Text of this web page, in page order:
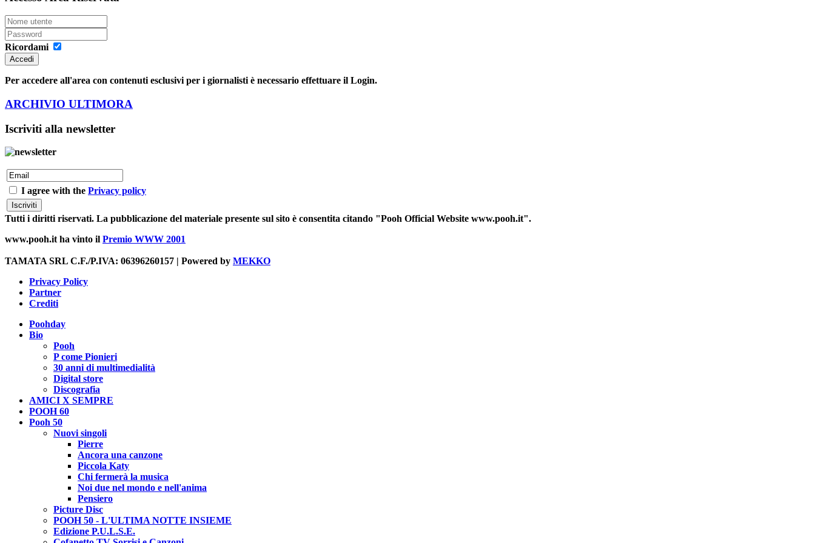
Ricordami
Accedi
Per accedere all'area con contenuti esclusivi per i giornalisti è necessario effettuare il Login.
ARCHIVIO ULTIMORA
Iscriviti alla newsletter
I agree with the Privacy policy
Tutti i diritti riservati. La pubblicazione del materiale presente sul sito è consentita citando "Pooh Official Website www.pooh.it".
www.pooh.it ha vinto il Premio WWW 2001
TAMATA SRL C.F./P.IVA: 06396260157 | Powered by MEKKO
Privacy Policy
Partner
Crediti
Poohday
Bio
Pooh
P come Pionieri
30 anni di multimedialità
Digital store
Discografia
AMICI X SEMPRE
POOH 60
Pooh 50
Nuovi singoli
Pierre
Ancora una canzone
Piccola Katy
Chi fermerà la musica
Noi due nel mondo e nell'anima
Pensiero
Picture Disc
POOH 50 - L'ULTIMA NOTTE INSIEME
Edizione P.U.L.S.E.